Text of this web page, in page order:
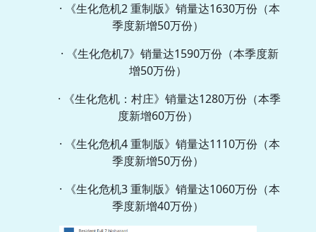
· 《生化危机2 重制版》销量达1630万份（本
季度新增50万份）
· 《生化危机7》销量达1590万份（本季度新
增50万份）
· 《生化危机：村庄》销量达1280万份（本季
度新增60万份）
· 《生化危机4 重制版》销量达1110万份（本
季度新增50万份）
· 《生化危机3 重制版》销量达1060万份（本
季度新增40万份）